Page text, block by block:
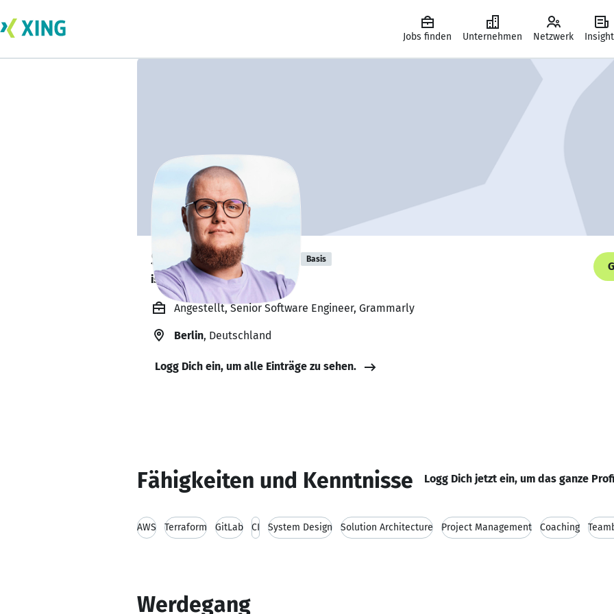
Jobs finden Unternehmen Netzwerk
Serhii Vasylenko Basis
is looking to socialise. 👋
Angestellt, Senior Software Engineer, Grammarly
Berlin, Deutschland
Logg Dich ein, um alle Einträge zu sehen.
Fähigkeiten und Kenntnisse Logg Dich jetzt ein, um das ganze
AWS Terraform GitLab CI System Design Solution Architecture Project Management Coaching
Werdegang